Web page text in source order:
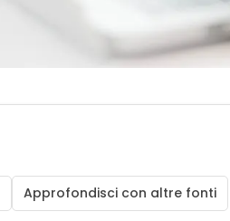
Approfondisci con altre fonti